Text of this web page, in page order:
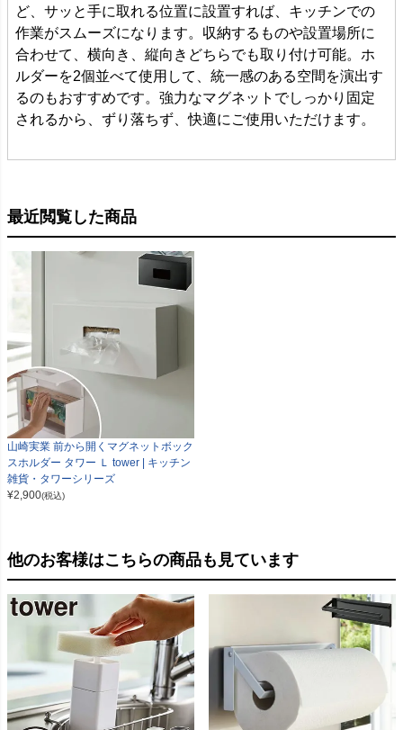
ど、サッと手に取れる位置に設置すれば、キッチンでの
作業がスムーズになります。収納するものや設置場所に
合わせて、横向き、縦向きどちらでも取り付け可能。ホ
ルダーを2個並べて使用して、統一感のある空間を演出す
るのもおすすめです。強力なマグネットでしっかり固定
されるから、ずり落ちず、快適にご使用いただけます。
最近閲覧した商品
山崎実業 前から開くマグネットボック
スホルダー タワー Ｌ tower | キッチン
雑貨・タワーシリーズ
¥2,900(税込)
他のお客様はこちらの商品も見ています